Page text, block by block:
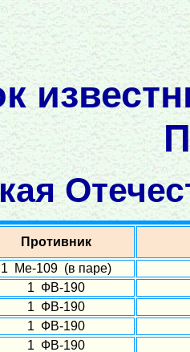
Противник
1 Ме-109 (в паре)
1 ФВ-190
1 ФВ-190
1 ФВ-190
1 ФВ-190